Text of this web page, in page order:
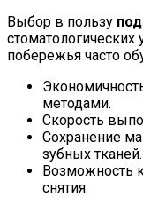
Выбор в пользу
побережья часто
методами.
Скорость
Сохранение
зубных тканей.
Возможность
снятия.